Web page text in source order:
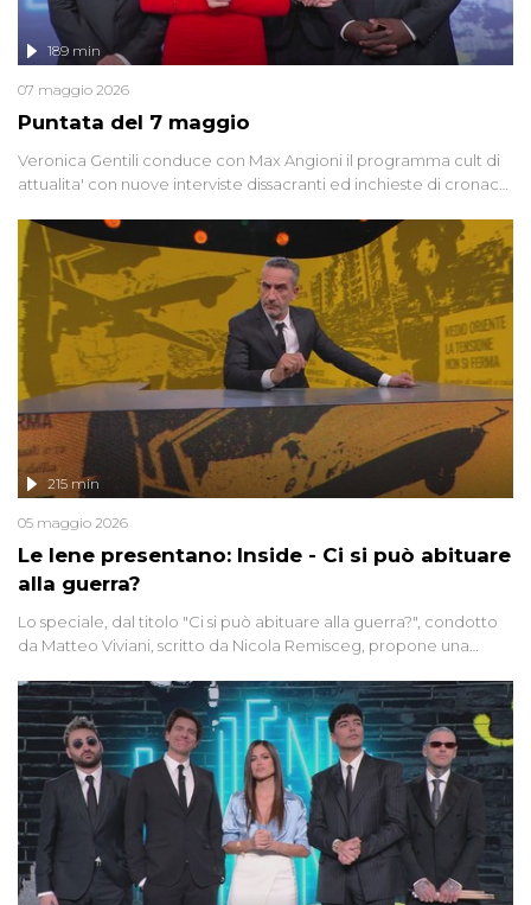
Puntata del 7 maggio
189 min
07 maggio 2026
Veronica Gentili conduce con Max Angioni il programma cult di
attualita' con nuove interviste dissacranti ed inchieste di cronaca
Le Iene presentano: Inside - Ci si può abituare
alla guerra?
215 min
05 maggio 2026
Lo speciale, dal titolo "Ci si può abituare alla guerra?", condotto
da Matteo Viviani, scritto da Nicola Remisceg, propone una
di settore - su quanto la guerra sia diventata una realtà pervasiva.
Anche se l'Italia non è direttamente coinvolta in conflitti armati, il
contesto globale rende impossibile considerarla un fenomeno
lontano.